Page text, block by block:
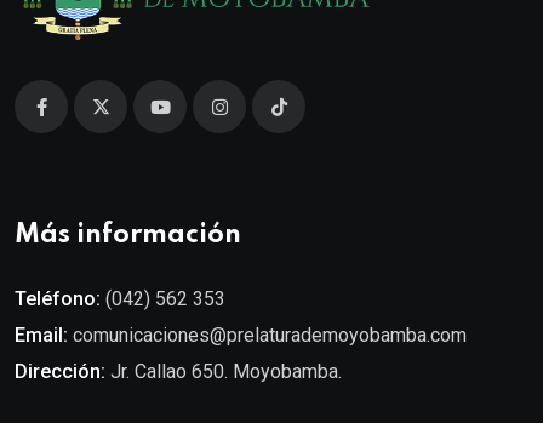
Más información
Teléfono: (042) 562 353
Email: comunicaciones@prelaturademoyobamba.com
Dirección: Jr. Callao 650. Moyobamba.